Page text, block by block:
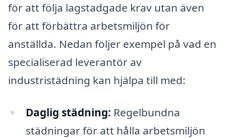
för att följa lagstadgade krav utan även
för att förbättra arbetsmiljön för
anställda. Nedan följer exempel på vad en
specialiserad leverantör av
industristädning kan hjälpa till med:
Daglig städning: Regelbundna
städningar för att hålla arbetsmiljön